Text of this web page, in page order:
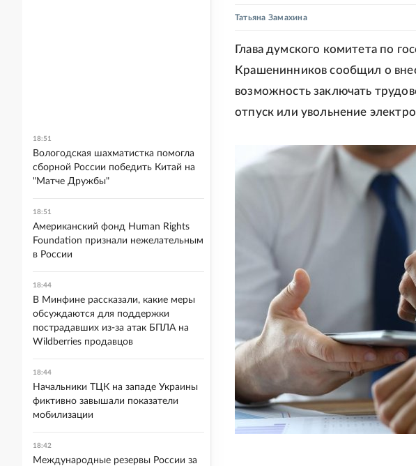
Татьяна Замахина
Глава думского комитета по
Крашенинников сообщил о
возможность заключать
отпуск или увольнение
18:51
Вологодская шахматистка помогла
сборной России победить Китай на
"Матче Дружбы"
18:51
Американский фонд Human Rights
Foundation признали нежелательным
в России
18:44
В Минфине рассказали, какие меры
обсуждаются для поддержки
пострадавших из-за атак БПЛА на
Wildberries продавцов
18:44
Начальники ТЦК на западе Украины
фиктивно завышали показатели
мобилизации
18:42
Международные резервы России за